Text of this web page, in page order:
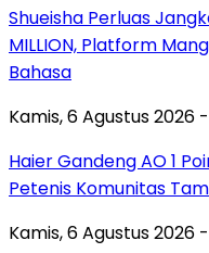
Shueisha Perluas
MILLION, Platform
Bahasa
Kamis, 6 Agustus 2026 -
Haier Gandeng AO 1
Petenis Komunitas
Kamis, 6 Agustus 2026 -